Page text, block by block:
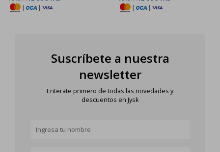
|
|
|
|
Suscríbete a nuestra
newsletter
Enterate primero de todas las novedades y
descuentos en Jysk